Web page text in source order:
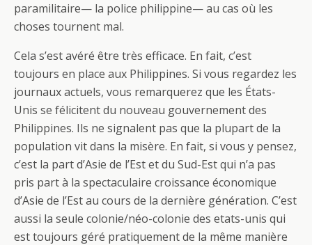
paramilitaire— la police philippine— au cas où les
choses tournent mal.
Cela s’est avéré être très efficace. En fait, c’est
toujours en place aux Philippines. Si vous regardez les
journaux actuels, vous remarquerez que les États-
Unis se félicitent du nouveau gouvernement des
Philippines. Ils ne signalent pas que la plupart de la
population vit dans la misère. En fait, si vous y pensez,
c’est la part d’Asie de l’Est et du Sud-Est qui n’a pas
pris part à la spectaculaire croissance économique
d’Asie de l’Est au cours de la dernière génération. C’est
aussi la seule colonie/néo-colonie des etats-unis qui
est toujours géré pratiquement de la même manière